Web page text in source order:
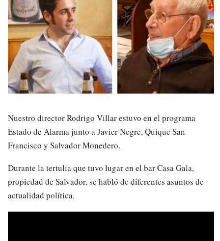
Nuestro director Rodrigo Villar estuvo en el programa
Estado de Alarma junto a Javier Negre, Quique San
Francisco y Salvador Monedero.
Durante la tertulia que tuvo lugar en el bar Casa Gala,
propiedad de Salvador, se habló de diferentes asuntos de
actualidad política.